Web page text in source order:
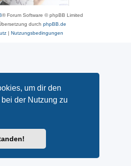
um dir den
der Nutzung zu
® Forum Software © phpBB Limited
durch phpBB.de
| Nutzungsbedingungen